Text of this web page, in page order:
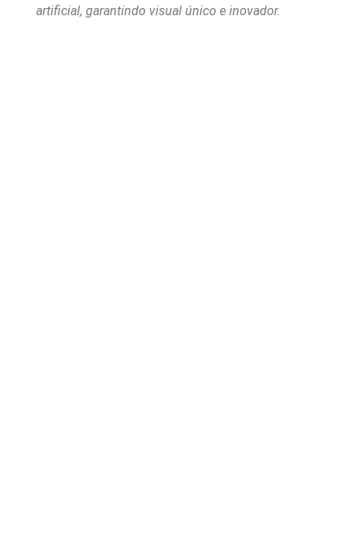
artificial, garantindo visual único e inovador.